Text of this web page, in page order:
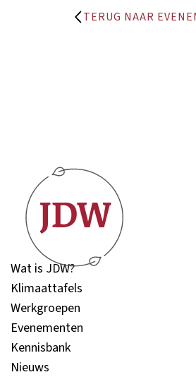
TERUG NAAR
Wat is JDW?
Klimaattafels
Werkgroepen
Evenementen
Kennisbank
Nieuws